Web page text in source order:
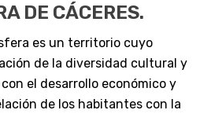
DE CÁCERES.
es un territorio cuyo
de la diversidad cultural y
el desarrollo económico y
de los habitantes con la